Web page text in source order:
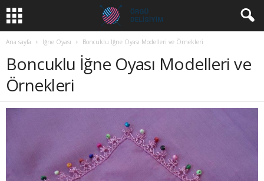
Ana sayfa İğne Oyası Boncuklu İğne Oyası Modelleri ve Örnekleri
Boncuklu İğne Oyası Modelleri ve
Örnekleri